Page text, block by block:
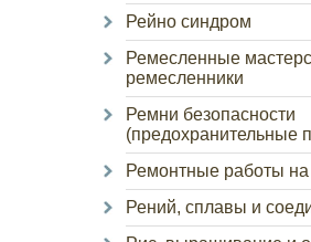
Рейно синдром
Ремесленные
ремесленники
Ремни безопасности
(предохранительные
Ремонтные работы на
Рений, сплавы и